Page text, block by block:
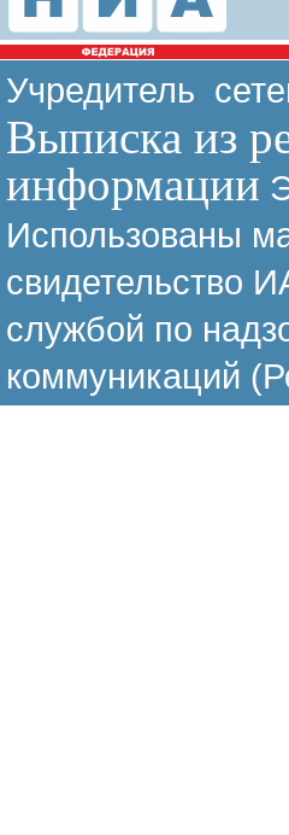
Учредитель
Выписка из
информации
Использованы
свидетельство
службой по
коммуникаций